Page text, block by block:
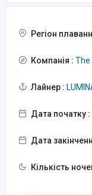
Регіон
Компанія : The
Лайнер :
Дата початку :
Дата
Кількість